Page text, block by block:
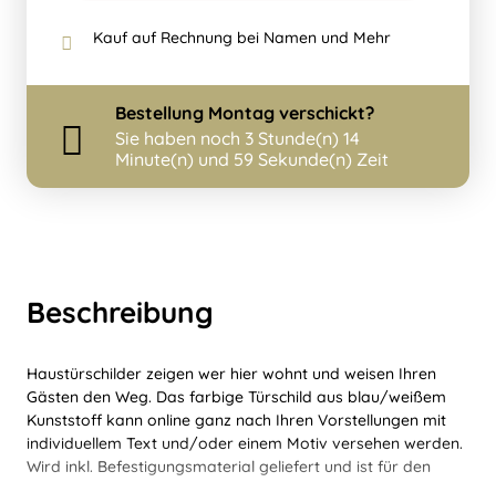
Beschreibung
Haustürschilder zeigen wer hier wohnt und weisen Ihren
Gästen den Weg. Das farbige Türschild aus blau/weißem
Kunststoff kann online ganz nach Ihren Vorstellungen mit
individuellem Text und/oder einem Motiv versehen werden.
Wird inkl. Befestigungsmaterial geliefert und ist für den
Kauf auf Rechnung bei Namen und Mehr
Bestellung Montag verschickt?
Sie haben noch 3 Stunde(n) 14
Minute(n) und 59 Sekunde(n) Zeit